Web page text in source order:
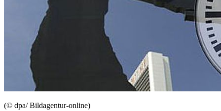
(© dpa/ Bildagentur-online)